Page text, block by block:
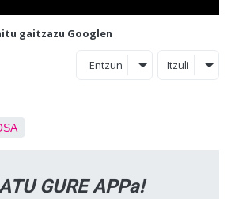
gaitzazu Googlen
Entzun Itzuli
GURE APPa!